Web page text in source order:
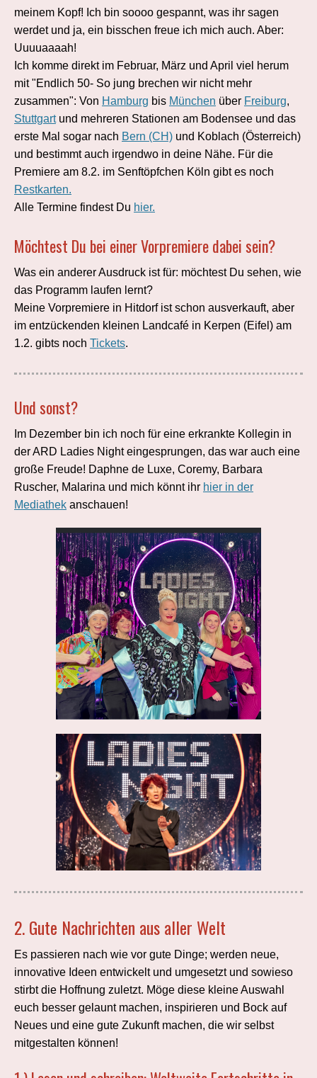
meinem Kopf! Ich bin soooo gespannt, was ihr sagen
werdet und ja, ein bisschen freue ich mich auch. Aber:
Uuuuaaaah!
Ich komme direkt im Februar, März und April viel herum
mit "Endlich 50- So jung brechen wir nicht mehr
zusammen": Von Hamburg bis München über Freiburg,
Stuttgartund mehreren Stationen am Bodensee und das
erste Mal sogar nach Bern (CH) und Koblach (Österreich)
und bestimmt auch irgendwo in deine Nähe. Für die
Premiere am 8.2. im Senftöpfchen Köln gibt es noch
Restkarten.
Alle Termine findest Du hier.
Möchtest Du bei einer Vorpremiere dabei sein?
Was ein anderer Ausdruck ist für: möchtest Du sehen, wie
das Programm laufen lernt?
Meine Vorpremiere in Hitdorf ist schon ausverkauft, aber
im entzückenden kleinen Landcafé in Kerpen (Eifel) am
1.2. gibts noch Tickets.
Und sonst?
Im Dezember bin ich noch für eine erkrankte Kollegin in
der ARD Ladies Night eingesprungen, das war auch eine
große Freude! Daphne de Luxe, Coremy, Barbara
Ruscher, Malarina und mich könnt ihr hier in der
Mediathek anschauen!
2. Gute Nachrichten aus aller Welt
Es passieren nach wie vor gute Dinge; werden neue,
innovative Ideen entwickelt und umgesetzt und sowieso
stirbt die Hoffnung zuletzt. Möge diese kleine Auswahl
euch besser gelaunt machen, inspirieren und Bock auf
Neues und eine gute Zukunft machen, die wir selbst
mitgestalten können!